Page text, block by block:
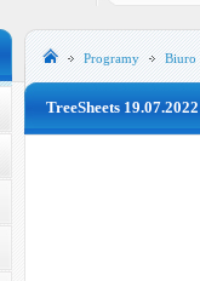
Programy Biuro
TreeSheets 19.07.2022